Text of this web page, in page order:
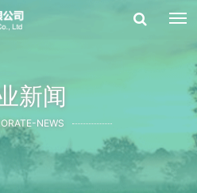
新闻
NEWS